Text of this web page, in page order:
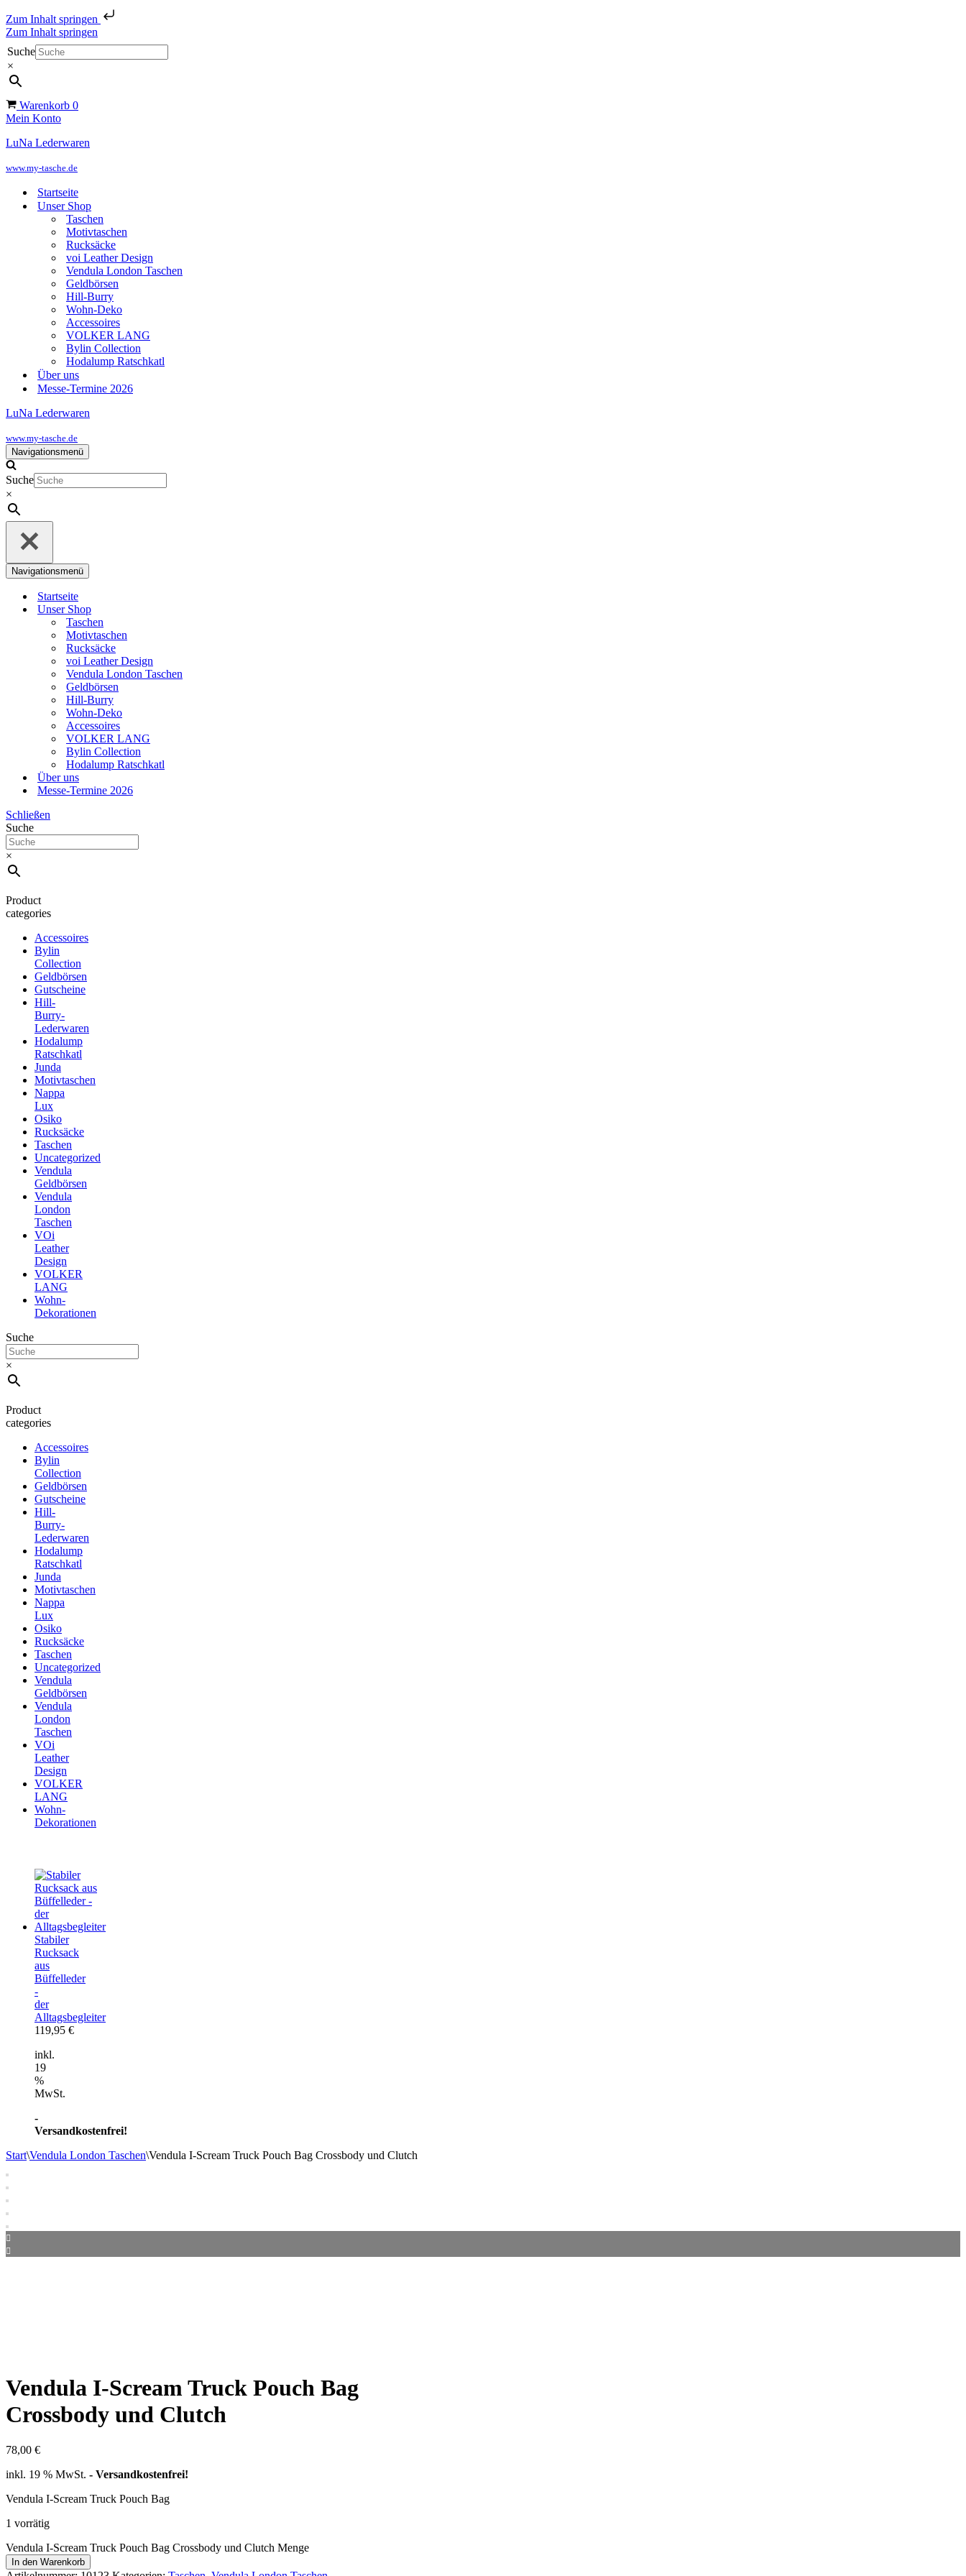
Zum Inhalt springen
Zum Inhalt springen
Suche
×
Warenkorb 0
Mein Konto
LuNa Lederwaren
www.my-tasche.de
Startseite
Unser Shop
Taschen
Motivtaschen
Rucksäcke
voi Leather Design
Vendula London Taschen
Geldbörsen
Hill-Burry
Wohn-Deko
Accessoires
VOLKER LANG
Bylin Collection
Hodalump Ratschkatl
Über uns
Messe-Termine 2026
LuNa Lederwaren
www.my-tasche.de
Navigationsmenü
Suche
×
Navigationsmenü
Startseite
Unser Shop
Taschen
Motivtaschen
Rucksäcke
voi Leather Design
Vendula London Taschen
Geldbörsen
Hill-Burry
Wohn-Deko
Accessoires
VOLKER LANG
Bylin Collection
Hodalump Ratschkatl
Über uns
Messe-Termine 2026
Schließen
Suche
×
Product
categories
Accessoires
Bylin
Collection
Geldbörsen
Gutscheine
Hill-
Burry-
Lederwaren
Hodalump
Ratschkatl
Junda
Motivtaschen
Nappa
Lux
Osiko
Rucksäcke
Taschen
Uncategorized
Vendula
Geldbörsen
Vendula
London
Taschen
VOi
Leather
Design
VOLKER
LANG
Wohn-
Dekorationen
Suche
×
Product
categories
Accessoires
Bylin
Collection
Geldbörsen
Gutscheine
Hill-
Burry-
Lederwaren
Hodalump
Ratschkatl
Junda
Motivtaschen
Nappa
Lux
Osiko
Rucksäcke
Taschen
Uncategorized
Vendula
Geldbörsen
Vendula
London
Taschen
VOi
Leather
Design
VOLKER
LANG
Wohn-
Dekorationen
Stabiler
Rucksack
aus
Büffelleder
-
der
Alltagsbegleiter
119,95 €
inkl.
19
%
MwSt.
-
Versandkostenfrei!
Start\Vendula London Taschen\Vendula I-Scream Truck Pouch Bag Crossbody und Clutch
Vendula I-Scream Truck Pouch Bag
Crossbody und Clutch
78,00 €
inkl. 19 % MwSt. - Versandkostenfrei!
Vendula I-Scream Truck Pouch Bag
1 vorrätig
Vendula I-Scream Truck Pouch Bag Crossbody und Clutch Menge
In den Warenkorb